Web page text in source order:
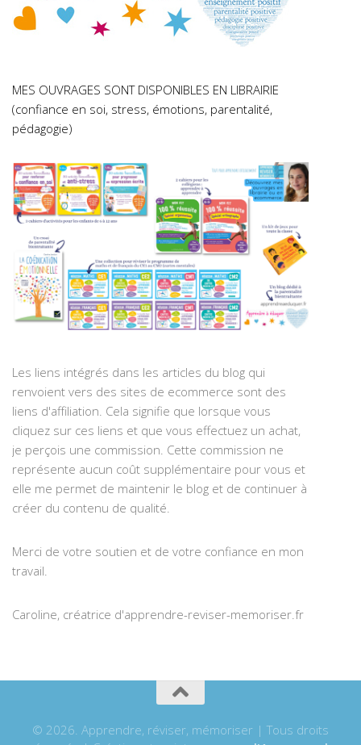
MES OUVRAGES SONT DISPONIBLES EN LIBRAIRIE
(confiance en soi, stress, émotions, parentalité,
pédagogie)
Les liens intégrés dans les articles du blog qui
renvoient vers des sites de ecommerce sont des
liens d'affiliation. Cela signifie que lorsque vous
cliquez sur ces liens et que vous effectuez un achat,
je perçois une commission. Cette commission ne
représente aucun coût supplémentaire pour vous et
elle me permet de maintenir le blog et de continuer à
créer du contenu de qualité.
Merci de votre soutien et de votre confiance en mon
travail.
Caroline, créatrice d'apprendre-reviser-memoriser.fr
© 2026. Apprendre, réviser, mémoriser | Tous droits